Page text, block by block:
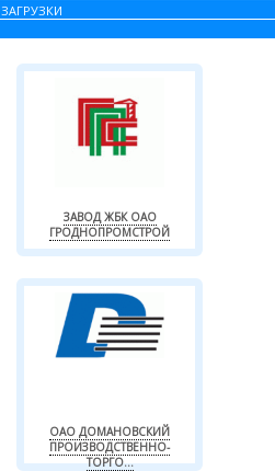
ЗАГРУЗКИ
ЗАВОД ЖБК ОАО
ГРОДНОПРОМСТРОЙ
ОАО ДОМАНОВСКИЙ
ПРОИЗВОДСТВЕННО-
ТОРГО...